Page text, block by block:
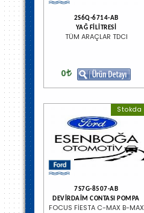
2S6Q-6714-AB
YAĞ FİLİTRESİ
TÜM ARAÇLAR TDCI
0
Stokda
7S7G-8507-AB
DEVİRDAİM CONTASI POMPA
FOCUS FİESTA C-MAX B-MAX